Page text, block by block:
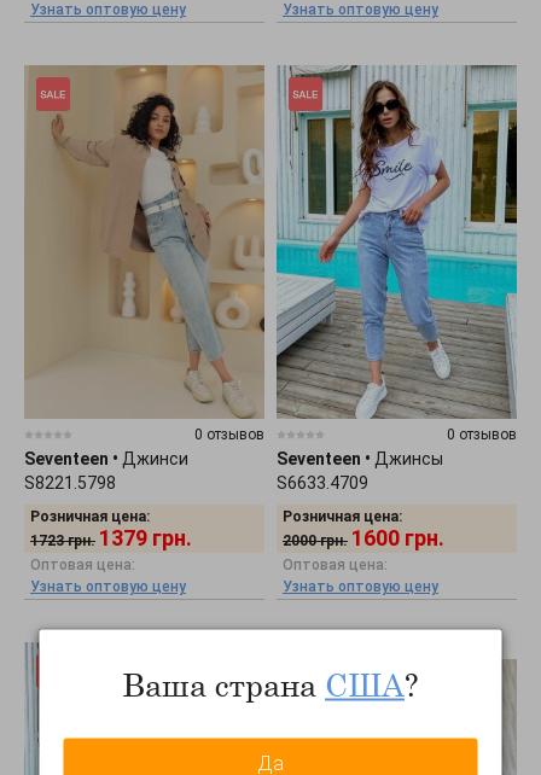
Узнать оптовую цену
Узнать оптовую цену
0 отзывов
Seventeen • Джинси
S8221.5798
Розничная цена:
1723 грн. 1379 грн.
Оптовая цена:
Узнать оптовую цену
0 отзывов
Seventeen • Джинсы
S6633.4709
Розничная цена:
2000 грн. 1600 грн.
Оптовая цена:
Узнать оптовую цену
Ваша страна США?
Да